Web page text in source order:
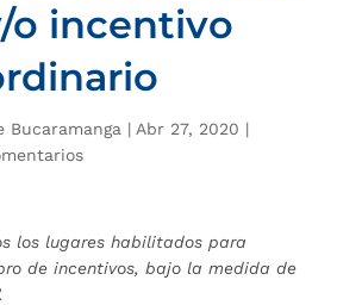
o incentivo
Bucaramanga | Abr 27, 2020 |
los lugares habilitados para
de incentivos, bajo la medida de